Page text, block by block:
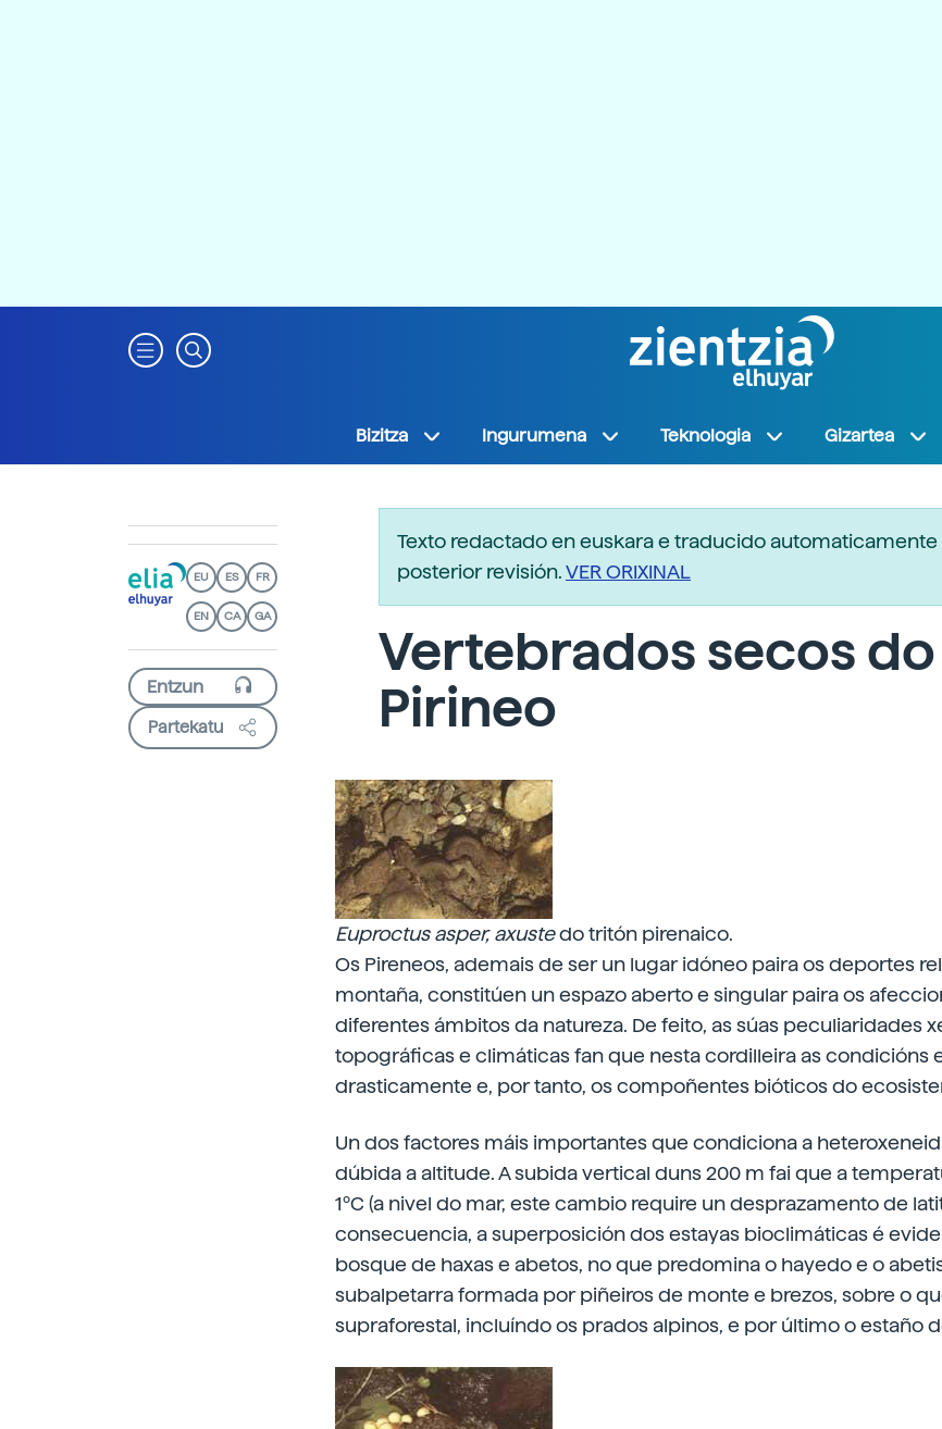
Bizitza Ingurumena Teknologia Gizartea
EU ES FR
EN CA GA
Partekatu
Texto redactado en euskara e traducido
posterior revisión.VER ORIXINAL
Vertebrados secos do
Pirineo
Euproctus asper, axustedo tritón pirenaico.
Os Pireneos, ademais de ser un lugar idóneo paira os deportes
montaña, constitúen un espazo aberto e singular paira os
diferentes ámbitos da natureza. De feito, as súas peculiaridades
topográficas e climáticas fan que nesta cordilleira as condicións
drasticamente e, por tanto, os compoñentes bióticos do
Un dos factores máis importantes que condiciona a
dúbida a altitude. A subida vertical duns 200 m fai que a
1ºC (a nivel do mar, este cambio require un desprazamento de
consecuencia, a superposición dos estayas bioclimáticas é
bosque de haxas e abetos, no que predomina o hayedo e o
subalpetarra formada por piñeiros de monte e brezos, sobre o
supraforestal, incluíndo os prados alpinos, e por último o estaño